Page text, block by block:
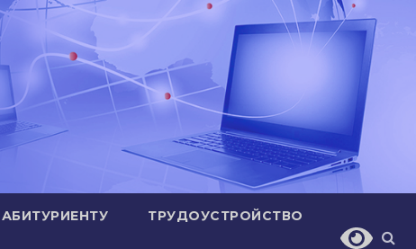
АБИТУРИЕНТУ ТРУДОУСТРОЙСТВО